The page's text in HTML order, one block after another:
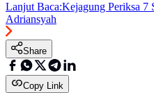
Lanjut Baca:Kejagung Periksa 7
Adriansyah
Share
Copy Link